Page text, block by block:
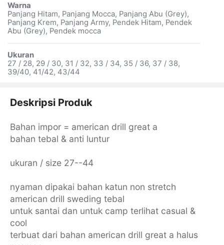
Warna
Panjang Hitam, Panjang Mocca, Panjang Abu (Grey),
Panjang Krem, Panjang Army, Pendek Hitam, Pendek
Abu (Grey), Pendek mocca
Ukuran
27 / 28, 29 / 30, 31 / 32, 33 / 34, 35 / 36, 37 / 38,
39/40, 41/42, 43/44
Deskripsi Produk
Bahan impor = american drill great a
bahan tebal & anti luntur
ukuran / size 27--44
nyaman dipakai bahan katun non stretch
american drill sweding tebal
untuk santai dan untuk camp terlihat casual &
cool
terbuat dari bahan american drill great a halus